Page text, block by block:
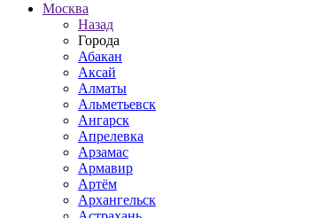
Москва
Назад
Города
Абакан
Аксай
Алматы
Альметьевск
Ангарск
Апрелевка
Арзамас
Армавир
Артём
Архангельск